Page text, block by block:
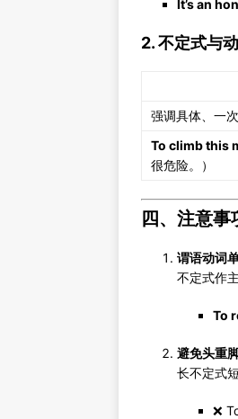
It’s an
2. 不定式与
强调具体、一
To climb this
很危险。）
四、注意事
谓语动词
不定式作
To
避免头重
长不定式
❌